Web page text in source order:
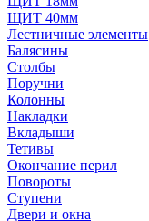
ЩИТ 40мм
Лестничные элементы
Балясины
Столбы
Поручни
Колонны
Накладки
Вкладыши
Тетивы
Окончание перил
Повороты
Ступени
Двери и окна